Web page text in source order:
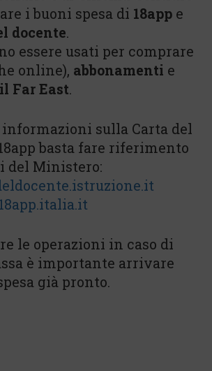
i buoni spesa di 18app e
docente.
essere usati per comprare
online), abbonamenti e
Far East.
sulla Carta del
basta fare riferimento
del Ministero:
le operazioni in caso di
è importante arrivare
già pronto.